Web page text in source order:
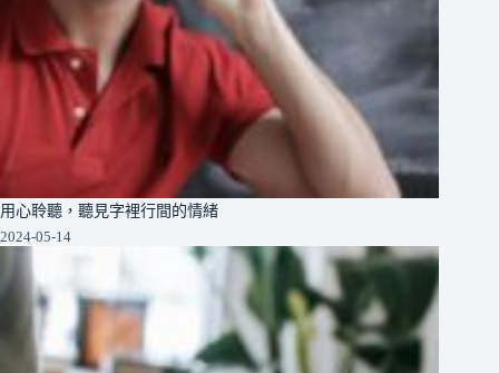
用心聆聽，聽見字裡行間的情緒
2024-05-14